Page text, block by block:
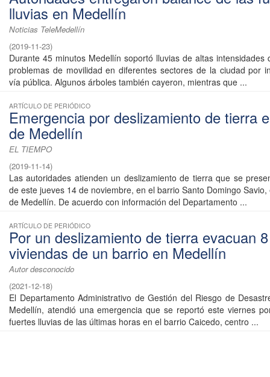
lluvias en Medellín
Noticias TeleMedellín
(2019-11-23)
Durante 45 minutos Medellín soportó lluvias de altas intensidades
problemas de movilidad en diferentes sectores de la ciudad por
vía pública. Algunos árboles también cayeron, mientras que ...
ARTÍCULO DE PERIÓDICO
Emergencia por deslizamiento de tierra
de Medellín
EL TIEMPO
(2019-11-14)
Las autoridades atienden un deslizamiento de tierra que se
de este jueves 14 de noviembre, en el barrio Santo Domingo
de Medellín. De acuerdo con información del Departamento ...
ARTÍCULO DE PERIÓDICO
Por un deslizamiento de tierra evacuan 8
viviendas de un barrio en Medellín
Autor desconocido
(2021-12-18)
El Departamento Administrativo de Gestión del Riesgo de
Medellín, atendió una emergencia que se reportó este viernes
fuertes lluvias de las últimas horas en el barrio Caicedo, centro ...